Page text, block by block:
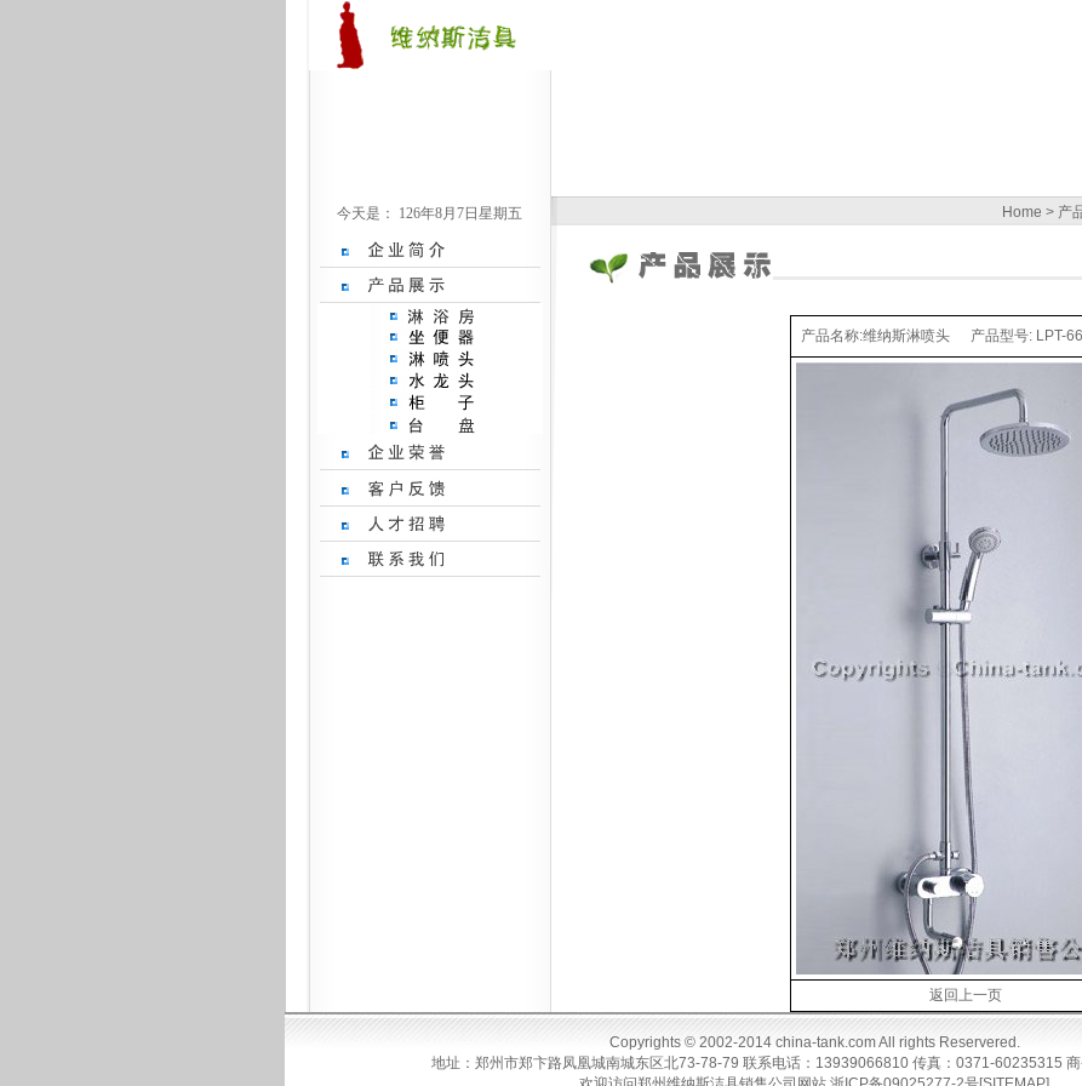
今天是： 126年8月7日星期五 Home > 产
产品名称:维纳斯淋喷头 产品型号: LPT-
返回上一页
Copyrights © 2002-2014 china-tank.comAll rights Reservered.
地址：郑州市郑卞路凤凰城南城东区北73-78-79 联系电话：13939066810 传真：0371-60235315